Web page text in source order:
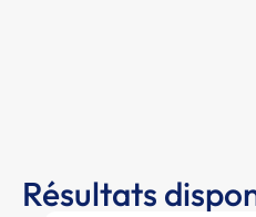
Résultats